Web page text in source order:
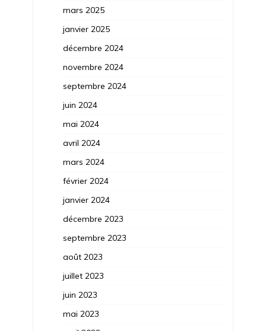
mars 2025
janvier 2025
décembre 2024
novembre 2024
septembre 2024
juin 2024
mai 2024
avril 2024
mars 2024
février 2024
janvier 2024
décembre 2023
septembre 2023
août 2023
juillet 2023
juin 2023
mai 2023